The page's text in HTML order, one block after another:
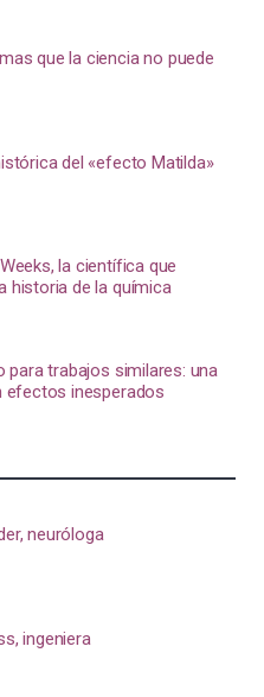
que la ciencia no puede
del «efecto Matilda»
la científica que
historia de la química
para trabajos similares: una
efectos inesperados
neuróloga
ingeniera